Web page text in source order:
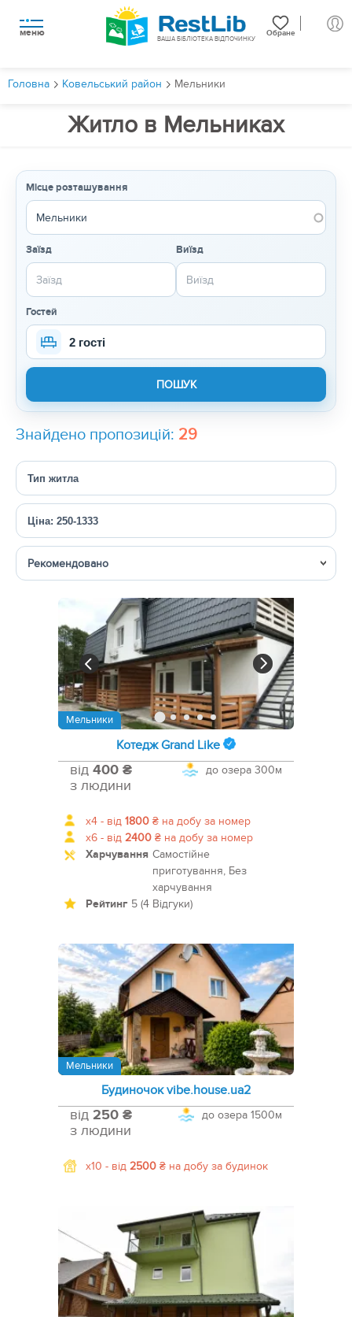
меню Обране
ВАША БІБЛІОТЕКА ВІДПОЧИНКУ
Головна Ковельський район Мельники
Житло в Мельниках
Місце розташування
Заїзд Виїзд
Гостей
2 гості
Знайдено пропозицій: 29
Тип житла
Ціна: 250-1333
Сортувати
Мельники
Котедж Grand Like
до озера 300м
від 400 ₴
з людини
x4 - від 1800 ₴ на добу за номер
x6 - від 2400 ₴ на добу за номер
Харчування Самостійне
приготування, Без
харчування
Рейтинг 5 (4 Відгуки)
Мельники
Будиночок vibe.house.ua2
до озера 1500м
від 250 ₴
з людини
x10 - від 2500 ₴ на добу за будинок